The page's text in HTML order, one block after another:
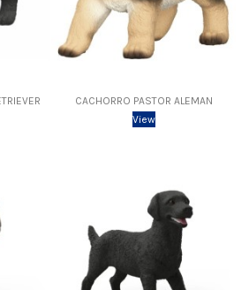
CACHORRO PASTOR ALEMAN
View